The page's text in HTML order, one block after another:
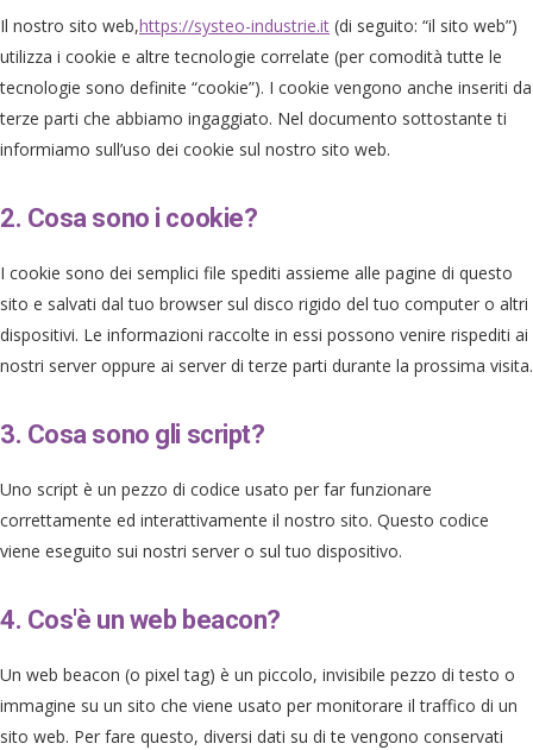
Il nostro sito web,https://systeo-industrie.it (di seguito: “il sito web”)
utilizza i cookie e altre tecnologie correlate (per comodità tutte le
tecnologie sono definite “cookie”). I cookie vengono anche inseriti da
terze parti che abbiamo ingaggiato. Nel documento sottostante ti
informiamo sull’uso dei cookie sul nostro sito web.
2. Cosa sono i cookie?
I cookie sono dei semplici file spediti assieme alle pagine di questo
sito e salvati dal tuo browser sul disco rigido del tuo computer o altri
dispositivi. Le informazioni raccolte in essi possono venire rispediti ai
nostri server oppure ai server di terze parti durante la prossima visita.
3. Cosa sono gli script?
Uno script è un pezzo di codice usato per far funzionare
correttamente ed interattivamente il nostro sito. Questo codice
viene eseguito sui nostri server o sul tuo dispositivo.
4. Cos'è un web beacon?
Un web beacon (o pixel tag) è un piccolo, invisibile pezzo di testo o
immagine su un sito che viene usato per monitorare il traffico di un
sito web. Per fare questo, diversi dati su di te vengono conservati